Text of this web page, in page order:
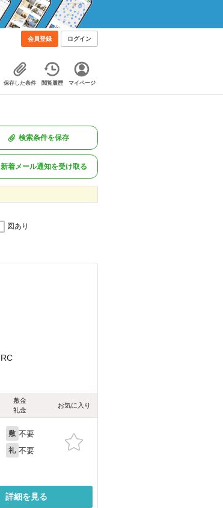
会員登録 ログイン
保存した条件 閲覧履歴 マイページ
検索条件を保存
新着メール通知を受け取る
図あり
RC
敷金
礼金
お気に入り
敷 不要
礼 不要
詳細を見る